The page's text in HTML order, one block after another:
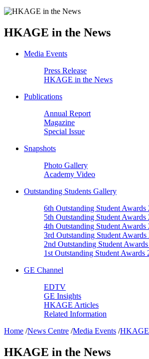
HKAGE in the News
Media Events
Press Release
HKAGE in the News
Publications
Annual Report
Magazine
Special Issue
Snapshots
Photo Gallery
Academy Video
Outstanding Students Gallery
6th Outstanding Student Awards
5th Outstanding Student Awards
4th Outstanding Student Awards
3rd Outstanding Student Awards
2nd Outstanding Student Awards
1st Outstanding Student Awards
GE Channel
EDTV
GE Insights
HKAGE Articles
Related Information
Home /News Centre /Media Events /HKAGE
HKAGE in the News